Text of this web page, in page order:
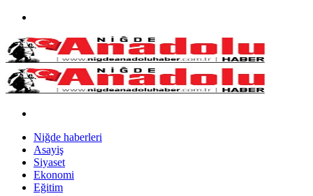
Niğde haberleri
Asayiş
Siyaset
Ekonomi
Eğitim